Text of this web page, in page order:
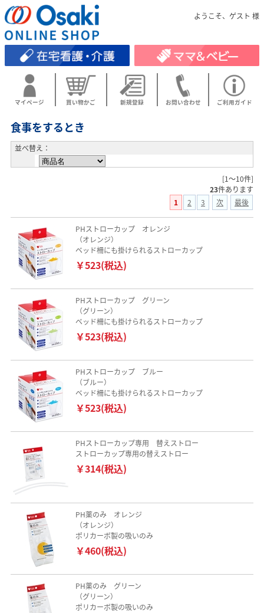
ようこそ、ゲスト 様
マイページ 買い物かご 新規登録 お問い合わせ ご利用ガイド
食事をするとき
並べ替え：
[1～10件]
23件あります
1
2 3 次 最後
PHストローカップ オレンジ
（オレンジ）
ベッド柵にも掛けられるストローカップ
￥523(税込)
PHストローカップ グリーン
（グリーン）
ベッド柵にも掛けられるストローカップ
￥523(税込)
PHストローカップ ブルー
（ブルー）
ベッド柵にも掛けられるストローカップ
￥523(税込)
PHストローカップ専用 替えストロー
ストローカップ専用の替えストロー
￥314(税込)
PH薬のみ オレンジ
（オレンジ）
ポリカーボ製の吸いのみ
￥460(税込)
PH薬のみ グリーン
（グリーン）
ポリカーボ製の吸いのみ